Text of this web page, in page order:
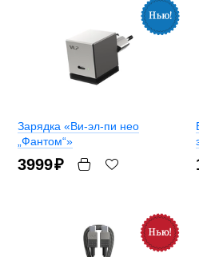
Зарядка «Ви-эл-пи нео
„Фантом“»
3999₽